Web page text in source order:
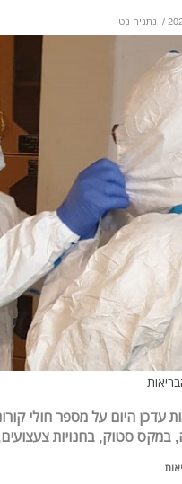
/ נתניה נט
עדכן היום על מספר חולי
במקס סטוק, בחנויות